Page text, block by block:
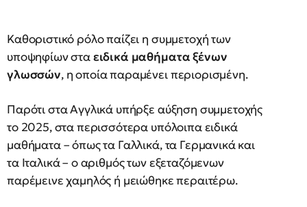
Καθοριστικό ρόλο παίζει η συμμετοχή των
υποψηφίων σταειδικά μαθήματα ξένων
γλωσσών, η οποία παραμένει περιορισμένη.
Παρότι στα Αγγλικά υπήρξε αύξηση συμμετοχής
το 2025, στα περισσότερα υπόλοιπα ειδικά
μαθήματα – όπως τα Γαλλικά, τα Γερμανικά και
τα Ιταλικά – ο αριθμός των εξεταζόμενων
παρέμεινε χαμηλός ή μειώθηκε περαιτέρω.